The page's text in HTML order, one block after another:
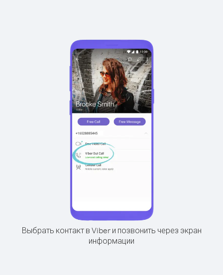
Выбрать контакт в Viber и позвонить через экран
информации